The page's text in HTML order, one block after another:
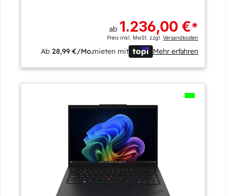
ab 1.236,00 €*
Preis inkl. MwSt. zzgl.Versandkosten
Ab28,99 €/Mo.mieten mit Mehr erfahren